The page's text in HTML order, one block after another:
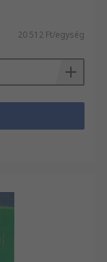
20 512 Ft/egység